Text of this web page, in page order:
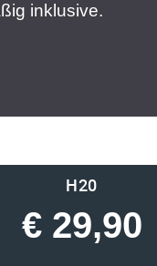
inklusive.
H20
€ 29,90